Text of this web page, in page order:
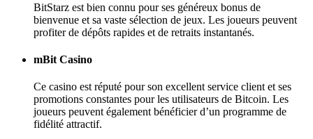
BitStarz est bien connu pour ses généreux bonus de
bienvenue et sa vaste sélection de jeux. Les joueurs peuvent
profiter de dépôts rapides et de retraits instantanés.
mBit Casino
Ce casino est réputé pour son excellent service client et ses
promotions constantes pour les utilisateurs de Bitcoin. Les
joueurs peuvent également bénéficier d’un programme de
fidélité attractif.